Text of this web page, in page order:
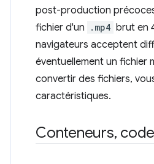
post-production
fichier d'un
.mp4 brut en
navigateurs acceptent
éventuellement un fichier
convertir des fichiers,
caractéristiques.
Conteneurs,